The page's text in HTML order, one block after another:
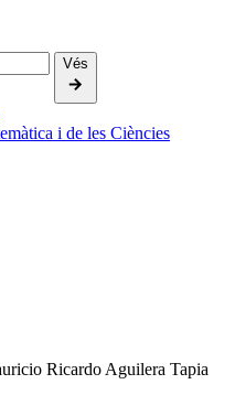
Vés
i de les Ciències
Ricardo Aguilera Tapia